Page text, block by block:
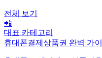
전체 보기
📲
대표 카테고리
휴대폰결제상품권 완벽 가